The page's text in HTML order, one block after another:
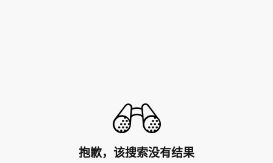
抱歉，该搜索没有结果